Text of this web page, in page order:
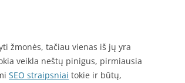
žmonės, tačiau vienas iš jų yra
veikla neštų pinigus, pirmiausia
SEO straipsniai tokie ir būtų,